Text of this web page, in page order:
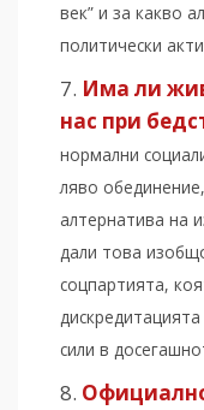
век” и за какво
политически
Има ли
нас при
нормални
ляво
алтернатива на
дали това
соцпартията,
сили в